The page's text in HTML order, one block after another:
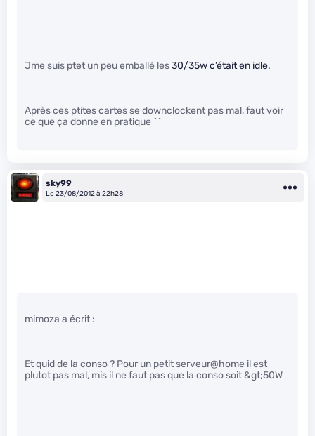
Jme suis ptet un peu emballé les30/35w c’était en idle.
Après ces ptites cartes se downclockent pas mal, faut voir
ce que ça donne en pratique ^^
sky99
Le 23/08/2012 à 22h28
mimoza a écrit :
Et quid de la conso ? Pour un petit serveur@home il est
plutot pas mal, mis il ne faut pas que la conso soit &gt;50W